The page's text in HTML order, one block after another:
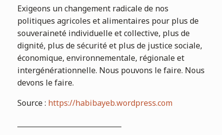
Exigeons un changement radicale de nos
politiques agricoles et alimentaires pour plus de
souveraineté individuelle et collective, plus de
dignité, plus de sécurité et plus de justice sociale,
économique, environnementale, régionale et
intergénérationnelle. Nous pouvons le faire. Nous
devons le faire.
Source :https://habibayeb.wordpress.com
______________________________